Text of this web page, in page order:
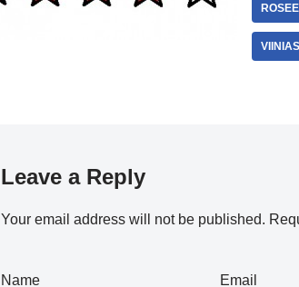
Leave a Reply
Your email address will not be published.
Name Email